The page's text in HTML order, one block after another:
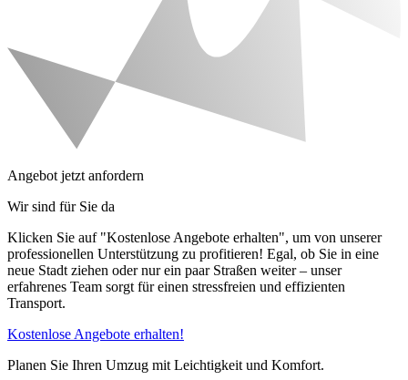
Angebot jetzt anfordern
Wir sind für Sie da
Klicken Sie auf "Kostenlose Angebote erhalten", um von unserer
professionellen Unterstützung zu profitieren! Egal, ob Sie in eine
neue Stadt ziehen oder nur ein paar Straßen weiter – unser
erfahrenes Team sorgt für einen stressfreien und effizienten
Transport.
Kostenlose Angebote erhalten!
Planen Sie Ihren Umzug mit Leichtigkeit und Komfort.